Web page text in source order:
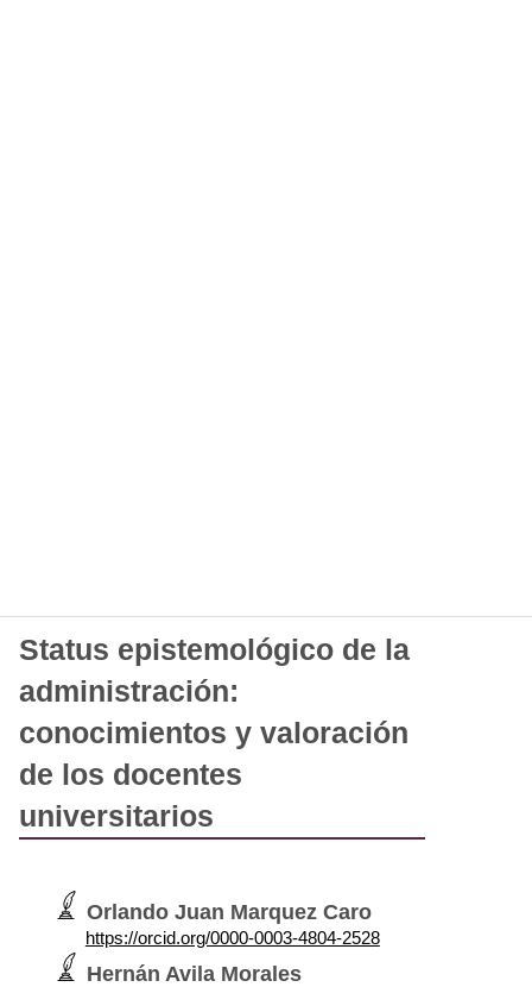
Status epistemológico de la
administración:
conocimientos y valoración
de los docentes
universitarios
Orlando Juan Marquez Caro
https://orcid.org/0000-0003-4804-2528
Hernán Avila Morales